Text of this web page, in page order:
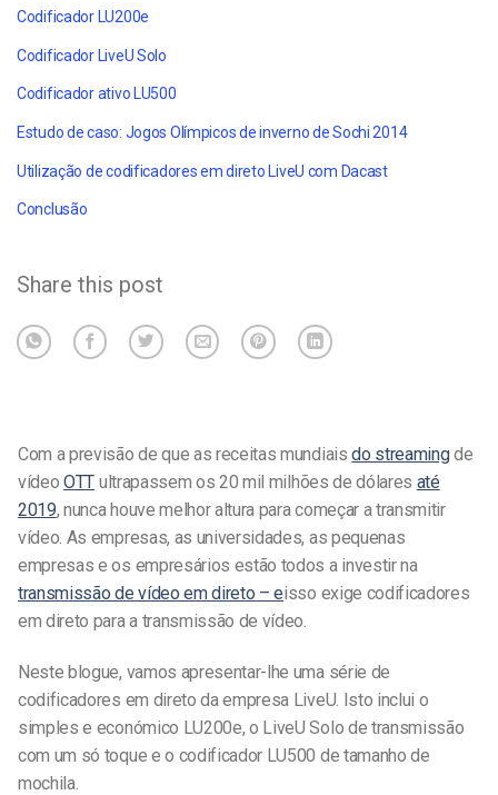
Codificador LU200e
Codificador LiveU Solo
Codificador ativo LU500
Estudo de caso: Jogos Olímpicos de inverno de Sochi 2014
Utilização de codificadores em direto LiveU com Dacast
Conclusão
Share this post
Com a previsão de que as receitas mundiaisdo streamingde
vídeoOTT ultrapassem os 20 mil milhões de dólares até
2019, nunca houve melhor altura para começar a transmitir
vídeo. As empresas, as universidades, as pequenas
empresas e os empresários estão todos a investir na
transmissão de vídeo em direto – eisso exige codificadores
em direto para a transmissão de vídeo.
Neste blogue, vamos apresentar-lhe uma série de
codificadores em direto da empresa LiveU. Isto inclui o
simples e económico LU200e, o LiveU Solo de transmissão
com um só toque e o codificador LU500 de tamanho de
mochila.